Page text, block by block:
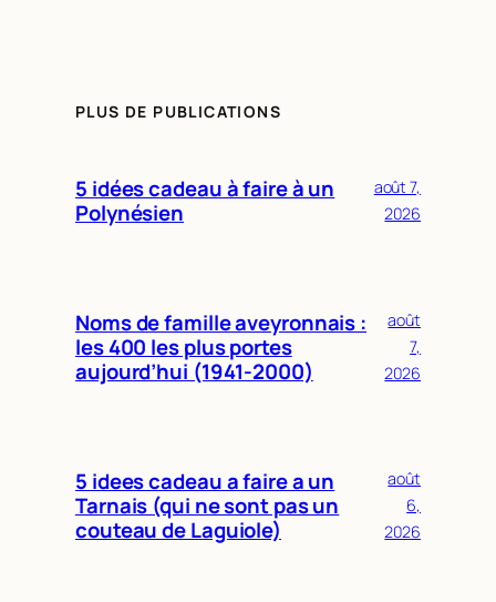
PLUS DE PUBLICATIONS
5 idées cadeau à faire à un
Polynésien
août 7,
2026
Noms de famille aveyronnais :
les 400 les plus portes
aujourd’hui (1941-2000)
août
7,
2026
5 idees cadeau a faire a un
Tarnais (qui ne sont pas un
couteau de Laguiole)
août
6,
2026